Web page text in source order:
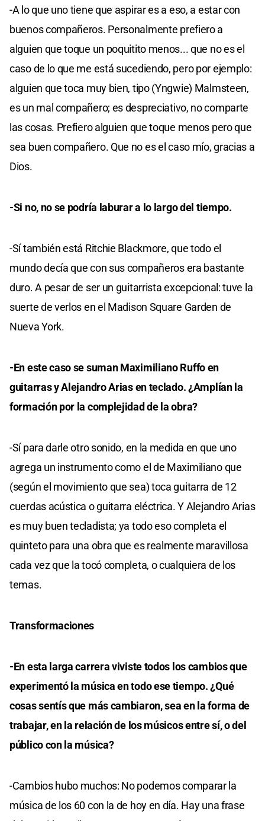
-A lo que uno tiene que aspirar es a eso, a estar con
buenos compañeros. Personalmente prefiero a
alguien que toque un poquitito menos... que no es el
caso de lo que me está sucediendo, pero por ejemplo:
alguien que toca muy bien, tipo (Yngwie) Malmsteen,
es un mal compañero; es despreciativo, no comparte
las cosas. Prefiero alguien que toque menos pero que
sea buen compañero. Que no es el caso mío, gracias a
Dios.
-Si no, no se podría laburar a lo largo del tiempo.
-Sí también está Ritchie Blackmore, que todo el
mundo decía que con sus compañeros era bastante
duro. A pesar de ser un guitarrista excepcional: tuve la
suerte de verlos en el Madison Square Garden de
Nueva York.
-En este caso se suman Maximiliano Ruffo en
guitarras y Alejandro Arias en teclado. ¿Amplían la
formación por la complejidad de la obra?
-Sí para darle otro sonido, en la medida en que uno
agrega un instrumento como el de Maximiliano que
(según el movimiento que sea) toca guitarra de 12
cuerdas acústica o guitarra eléctrica. Y Alejandro Arias
es muy buen tecladista; ya todo eso completa el
quinteto para una obra que es realmente maravillosa
cada vez que la tocó completa, o cualquiera de los
temas.
Transformaciones
-En esta larga carrera viviste todos los cambios que
experimentó la música en todo ese tiempo. ¿Qué
cosas sentís que más cambiaron, sea en la forma de
trabajar, en la relación de los músicos entre sí, o del
público con la música?
-Cambios hubo muchos: No podemos comparar la
música de los 60 con la de hoy en día. Hay una frase